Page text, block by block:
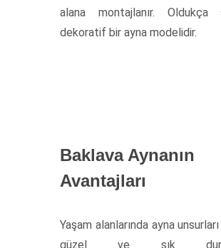
alana montajlanır. Oldukça
dekoratif bir ayna modelidir.
Baklava Aynanın
Avantajları
Yaşam alanlarında ayna
güzel ve şık